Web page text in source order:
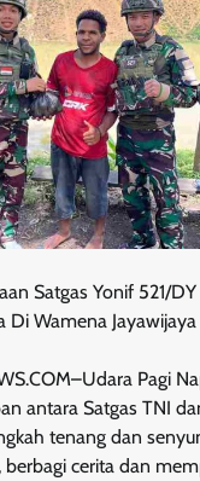
Satgas Yonif 521/
Di Wamena Jayawijaya
Pagi
antara Satgas TNI
tenang dan
cerita dan